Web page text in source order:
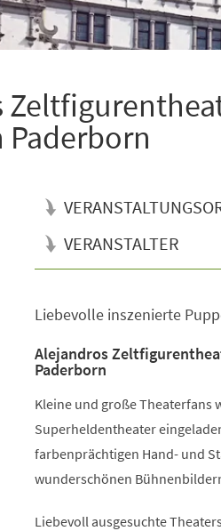
Paderborn
VERANSTALTER
Liebevolle inszenierte
Alejandros
Paderborn
Kleine und große Theaterfans
Superheldentheater
farbenprächtigen Hand- und
wunderschönen
Liebevoll ausgesuchte